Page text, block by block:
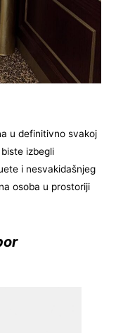
u definitivno svakoj
izbegli
i nesvakidašnjeg
osoba u prostoriji